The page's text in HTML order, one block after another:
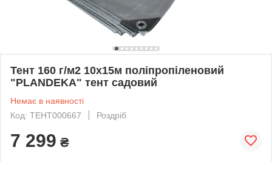
Тент 160 г/м2 10х15м поліпропіленовий
"PLANDEKA" тент садовий
Немає в наявності
Код: ТЕНТ000667
Роздріб
7 299 ₴